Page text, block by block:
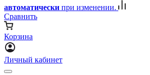
автоматически при изменении.
Сравнить
Корзина
Личный кабинет